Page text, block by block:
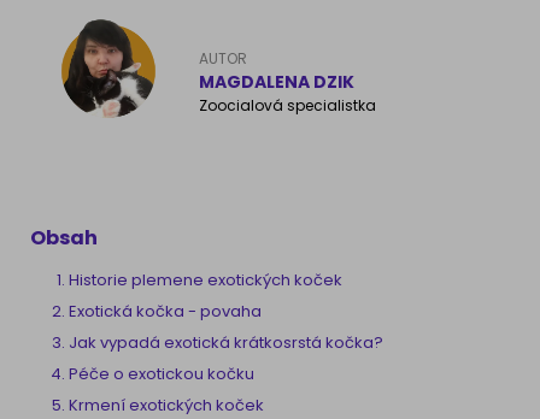
Německý ovčák
Atlas psů
AUTOR
MAGDALENA DZIK
Zoocialová specialistka
Obsah
Historie plemene exotických koček
Exotická kočka - povaha
Jak vypadá exotická krátkosrstá kočka?
Péče o exotickou kočku
Krmení exotických koček